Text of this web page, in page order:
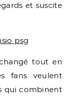
et suscite
psg
tout en
fans veulent
qui combinent